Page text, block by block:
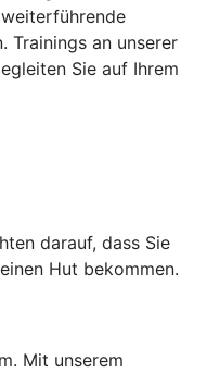
Trainings an unserer
Sie auf Ihrem
darauf, dass Sie
Hut bekommen.
Mit unserem